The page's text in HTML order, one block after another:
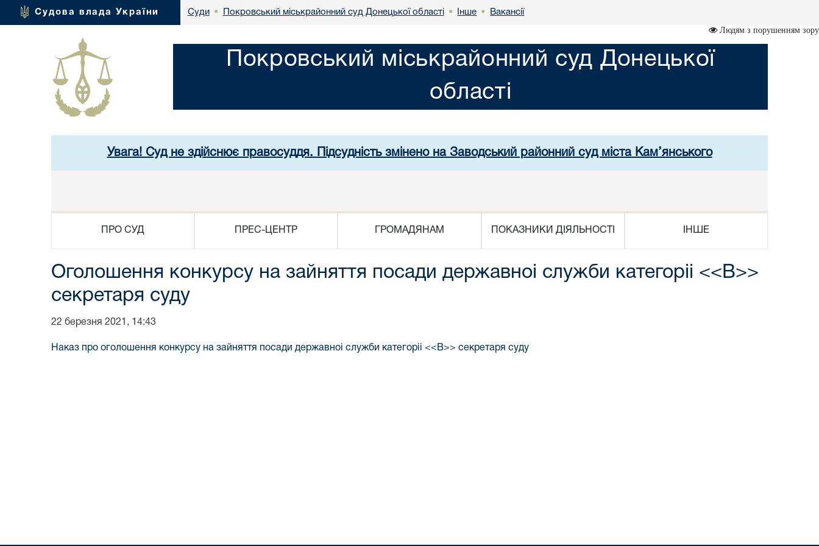
Судова влада України Суди • Покровський міськрайонний суд Донецької області • Інше • Вакансії
Людям з порушенням зору
Покровський міськрайонний суд Донецької
області
Увага! Суд не здійснює правосуддя. Підсудність змінено на Заводський районний суд міста Кам’янського
ПРО СУД ПРЕС-ЦЕНТР ГРОМАДЯНАМ ПОКАЗНИКИ ДІЯЛЬНОСТІ ІНШЕ
Оголошення конкурсу на зайняття посади державноi слyжби категорii <<В>>
секретаря суду
22 березня 2021, 14:43
Наказ про оголошення конкурсу на зайняття посади державноi слyжби категорii <<В>> секретаря суду